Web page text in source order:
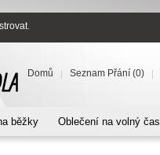
.
Domů Seznam Přání (0)
běžky Oblečení na volný čas